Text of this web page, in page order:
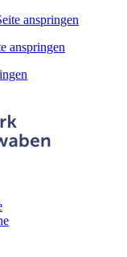
anspringen
anspringen